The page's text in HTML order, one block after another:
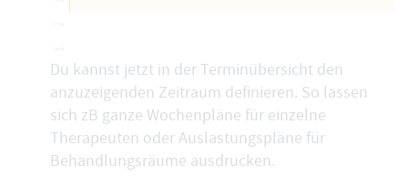
Du kannst jetzt in der Terminübersicht den
anzuzeigenden Zeitraum definieren. So lassen
sich zB ganze Wochenpläne für einzelne
Therapeuten oder Auslastungspläne für
Behandlungsräume ausdrucken.